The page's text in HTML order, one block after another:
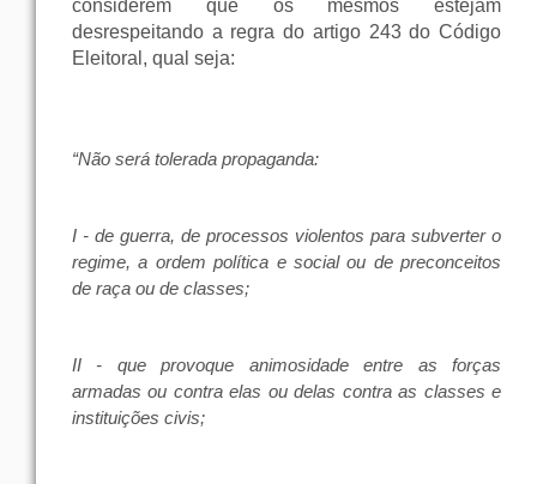
considerem que os mesmos estejam
desrespeitando a regra do artigo 243 do Código
Eleitoral, qual seja:
“Não será tolerada propaganda:
I - de guerra, de processos violentos para subverter o
regime, a ordem política e social ou de preconceitos
de raça ou de classes;
II - que provoque animosidade entre as forças
armadas ou contra elas ou delas contra as classes e
instituições civis;